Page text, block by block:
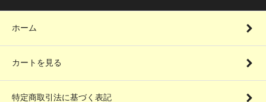
ホーム
カートを見る
特定商取引法に基づく表記